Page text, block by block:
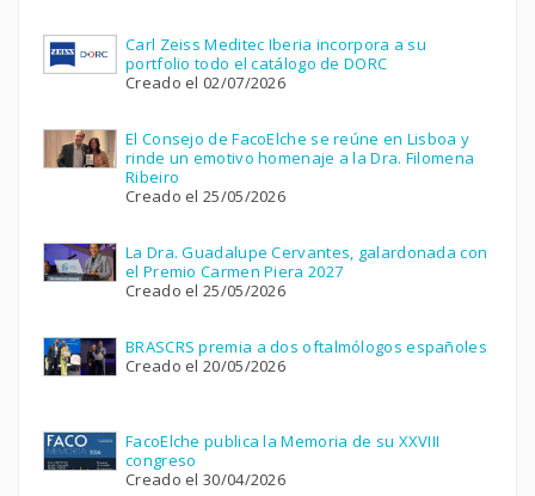
Carl Zeiss Meditec Iberia incorpora a su
portfolio todo el catálogo de DORC
Creado el 02/07/2026
El Consejo de FacoElche se reúne en Lisboa y
rinde un emotivo homenaje a la Dra. Filomena
Ribeiro
Creado el 25/05/2026
La Dra. Guadalupe Cervantes, galardonada con
el Premio Carmen Piera 2027
Creado el 25/05/2026
BRASCRS premia a dos oftalmólogos españoles
Creado el 20/05/2026
FacoElche publica la Memoria de su XXVIII
congreso
Creado el 30/04/2026